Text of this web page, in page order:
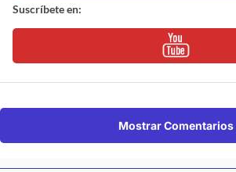
Suscríbete en:
Mostrar Comentarios